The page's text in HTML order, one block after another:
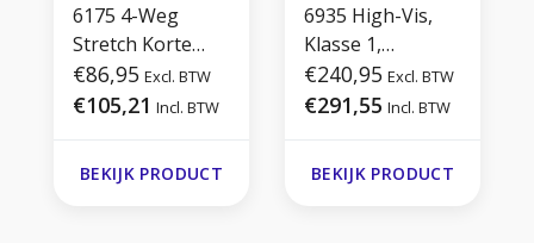
6175 4-Weg
Stretch Korte
Werkbroek met
Holsterzakken
€86,95 Excl. BTW
€105,21 Incl. BTW
BEKIJK PRODUCT
6935 High-Vis,
Klasse 1,
Werkbroek
€240,95 Excl. BTW
€291,55 Incl. BTW
BEKIJK PRODUCT